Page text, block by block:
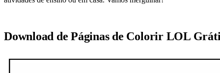
Download de Páginas de Colorir LOL